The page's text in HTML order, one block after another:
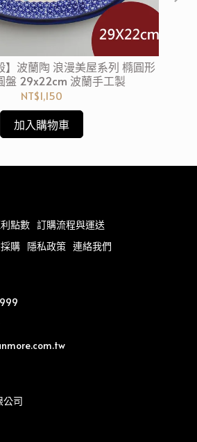
】波蘭陶 浪漫美屋系列 橢圓形
盤 29x22cm 波蘭手工製
NT$1,150
加入購物車
點數 訂購流程與運送
購 隱私政策 連絡我們
公司